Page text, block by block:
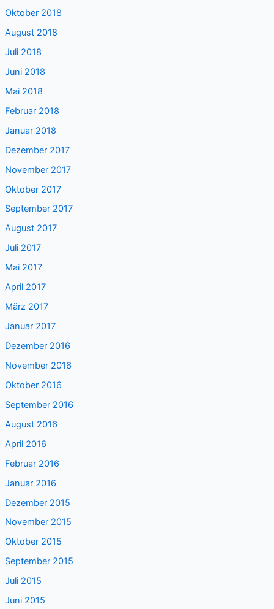
Oktober 2018
August 2018
Juli 2018
Juni 2018
Mai 2018
Februar 2018
Januar 2018
Dezember 2017
November 2017
Oktober 2017
September 2017
August 2017
Juli 2017
Mai 2017
April 2017
März 2017
Januar 2017
Dezember 2016
November 2016
Oktober 2016
September 2016
August 2016
April 2016
Februar 2016
Januar 2016
Dezember 2015
November 2015
Oktober 2015
September 2015
Juli 2015
Juni 2015